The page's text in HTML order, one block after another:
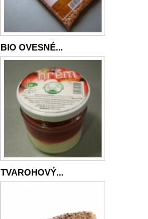
BIO OVESNÉ...
TVAROHOVÝ...